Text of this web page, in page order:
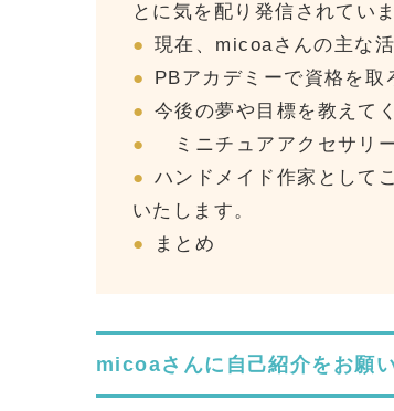
とに気を配り発信されてい
現在、micoaさんの主な
PBアカデミーで資格を取
今後の夢や目標を教えて
ミニチュアアクセサリ
ハンドメイド作家として
いたします。
まとめ
micoaさんに自己紹介をお願